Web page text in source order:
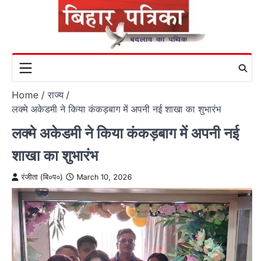
Home
राज्य
लक्मे अकेडमी ने किया कंकड़बाग में अपनी नई शाखा का शुभारंभ
लक्मे अकेडमी ने किया कंकड़बाग में अपनी नई
शाखा का शुभारंभ
रंजीता (बि०प०) March 10, 2026